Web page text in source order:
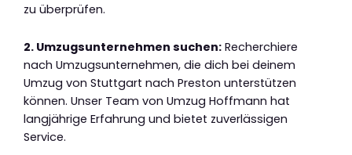
zu überprüfen.
2. Umzugsunternehmen suchen: Recherchiere
nach Umzugsunternehmen, die dich bei deinem
Umzug von Stuttgart nach Preston unterstützen
können. Unser Team von Umzug Hoffmann hat
langjährige Erfahrung und bietet zuverlässigen
Service.